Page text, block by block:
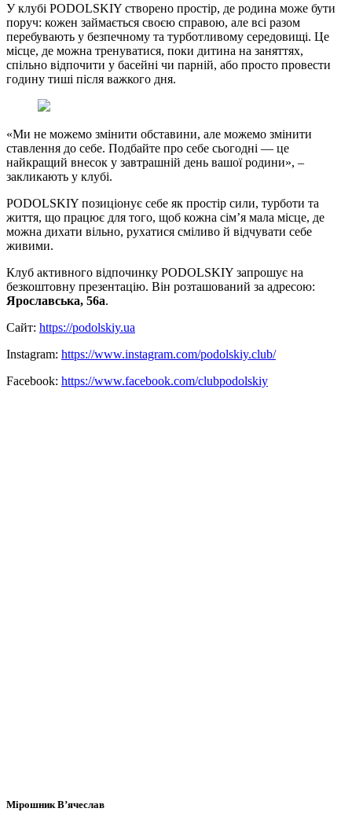
У клубі PODOLSKIY створено простір, де родина може бути
поруч: кожен займається своєю справою, але всі разом
перебувають у безпечному та турботливому середовищі. Це
місце, де можна тренуватися, поки дитина на заняттях,
спільно відпочити у басейні чи парній, або просто провести
годину тиші після важкого дня.
«Ми не можемо змінити обставини, але можемо змінити
ставлення до себе. Подбайте про себе сьогодні — це
найкращий внесок у завтрашній день вашої родини», –
закликають у клубі.
PODOLSKIY позиціонує себе як простір сили, турботи та
життя, що працює для того, щоб кожна сім’я мала місце, де
можна дихати вільно, рухатися сміливо й відчувати себе
живими.
Клуб активного відпочинку PODOLSKIY запрошує на
безкоштовну презентацію. Він розташований за адресою:
Ярославська, 56а.
Сайт: https://podolskiy.ua
Іnstagram: https://www.instagram.com/podolskiy.club/
Facebook: https://www.facebook.com/clubpodolskiy
Мірошник В’ячеслав